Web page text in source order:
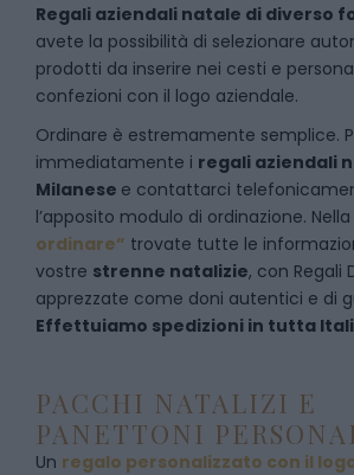
Regali aziendali natale di diverso
avete la possibilità di selezionare
prodotti da inserire nei cesti e
confezioni con il logo aziendale.
Ordinare è estremamente semplice.
immediatamente i regali aziendali
Milanese e contattarci
l’apposito modulo di ordinazione.
ordinare” trovate tutte le
vostre strenne natalizie, con Regali
apprezzate come doni autentici e di
Effettuiamo spedizioni in tutta
PACCHI NATALIZI E
PANETTONI
Un regalo personalizzato con il